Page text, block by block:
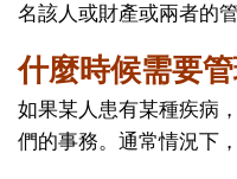
名該人或財產或兩者的管
什麼時候需要管
如果某人患有某種疾病
們的事務。通常情況下